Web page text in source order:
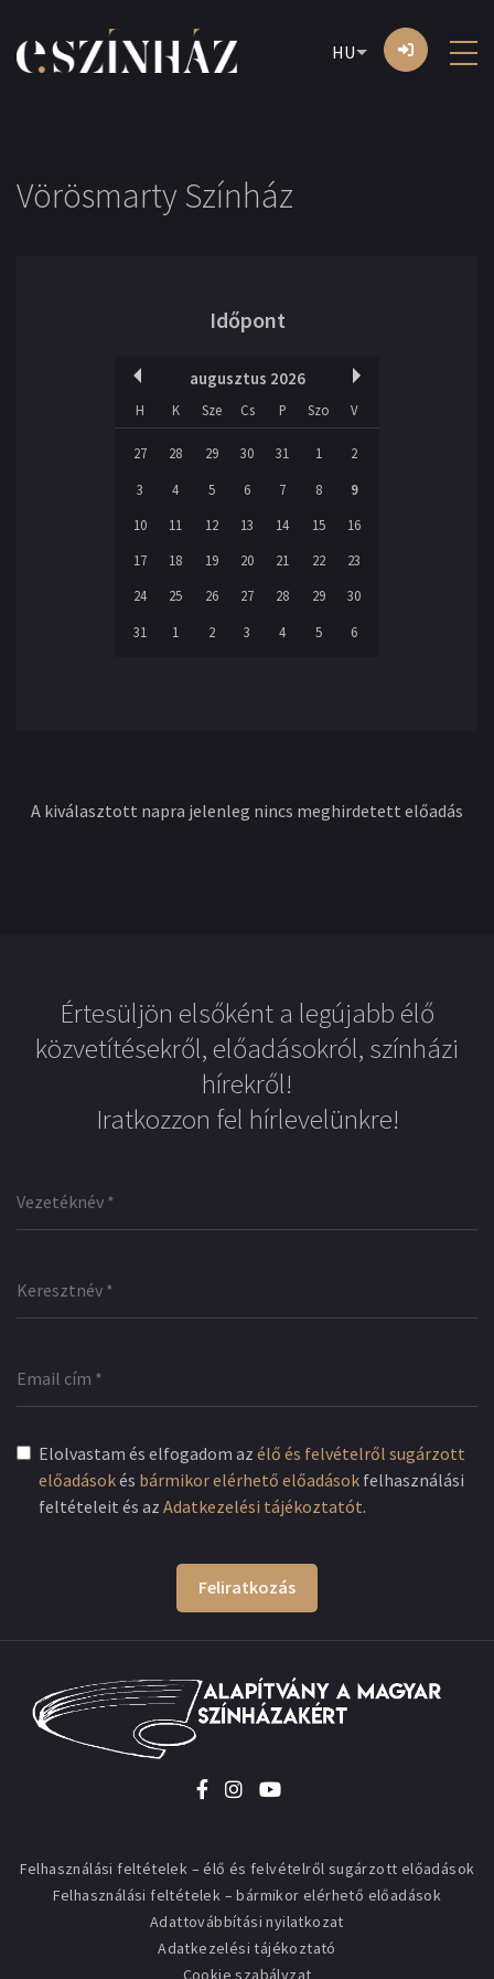
HU
Vörösmarty Színház
Időpont
augusztus 2026
H K Sze Cs P Szo V
27 28 29 30 31 1 2
3 4 5 6 7 8 9
10 11 12 13 14 15 16
17 18 19 20 21 22 23
24 25 26 27 28 29 30
31 1 2 3 4 5 6
A kiválasztott napra jelenleg nincs meghirdetett előadás
Értesüljön elsőként a legújabb élő
közvetítésekről, előadásokról, színházi
hírekről!
Iratkozzon fel hírlevelünkre!
Elolvastam és elfogadom az élő és felvételről sugárzott
előadásokés bármikor elérhető előadások felhasználási
feltételeit és az Adatkezelési tájékoztatót.
Feliratkozás
Felhasználási feltételek – élő és felvételről sugárzott előadások
Felhasználási feltételek – bármikor elérhető előadások
Adattovábbítási nyilatkozat
Adatkezelési tájékoztató
Cookie szabályzat